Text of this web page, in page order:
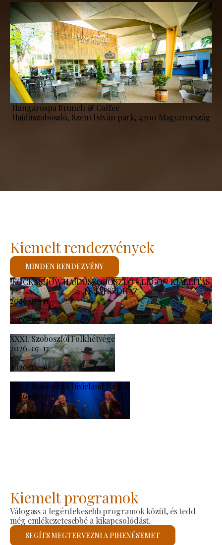
Hungarospa Brunch & Coffee
Hajdúszoboszló, Szent István park, 4200 Magyarország
KOCKASHOW HAJDÚSZOBOSZLÓ - LEGO® KIÁLLÍTÁS
ÉS JÁTSZÓHÁZ
2026-07-11
-
2026-08-23
XXXI. Szoboszlói Folkhétvége
2026-07-17
-
2026-07-19
XXXI. Szoboszlói Dixieland Napok
2026-08-21
-
2026-08-23
Kiemelt rendezvények
MINDEN RENDEZVÉNY
Kiemelt programok
Válogass a legérdekesebb programok közül, és tedd
még emlékezetesebbé a kikapcsolódást.
SEGÍTS MEGTERVEZNI A PIHENÉSEMET